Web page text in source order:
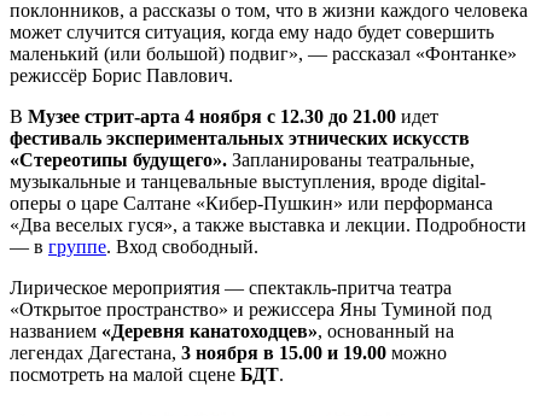
поклонников, а рассказы о том, что в жизни каждого человека
может случится ситуация, когда ему надо будет совершить
маленький (или большой) подвиг», — рассказал «Фонтанке»
режиссёр Борис Павлович.
В Музее стрит-арта 4 ноября с 12.30 до 21.00 идет
фестиваль экспериментальных этнических искусств
«Стереотипы будущего». Запланированы театральные,
музыкальные и танцевальные выступления, вроде digital-
оперы о царе Салтане «Кибер-Пушкин» или перформанса
«Два веселых гуся», а также выставка и лекции. Подробности
— в группе. Вход свободный.
Лирическое мероприятия — спектакль-притча театра
«Открытое пространство» и режиссера Яны Туминой под
названием «Деревня канатоходцев», основанный на
легендах Дагестана, 3 ноября в 15.00 и 19.00 можно
посмотреть на малой сцене БДТ.